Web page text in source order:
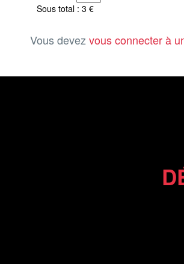
Sous total : 3 €
Vous devez vous connecter à